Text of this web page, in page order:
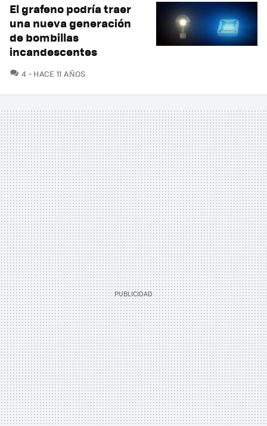
El grafeno podría traer
una nueva generación
de bombillas
incandescentes
4 COMENTARIOS
HACE 11 AÑOS